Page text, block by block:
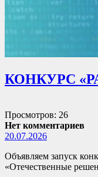
КОНКУРС
Просмотров: 26
Нет комментариев
20.07.2026
Объявляем запуск
«Отечественные